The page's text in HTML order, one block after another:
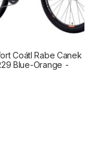
LA LECTURE
Coátl Rabe Canek
Blue-Orange